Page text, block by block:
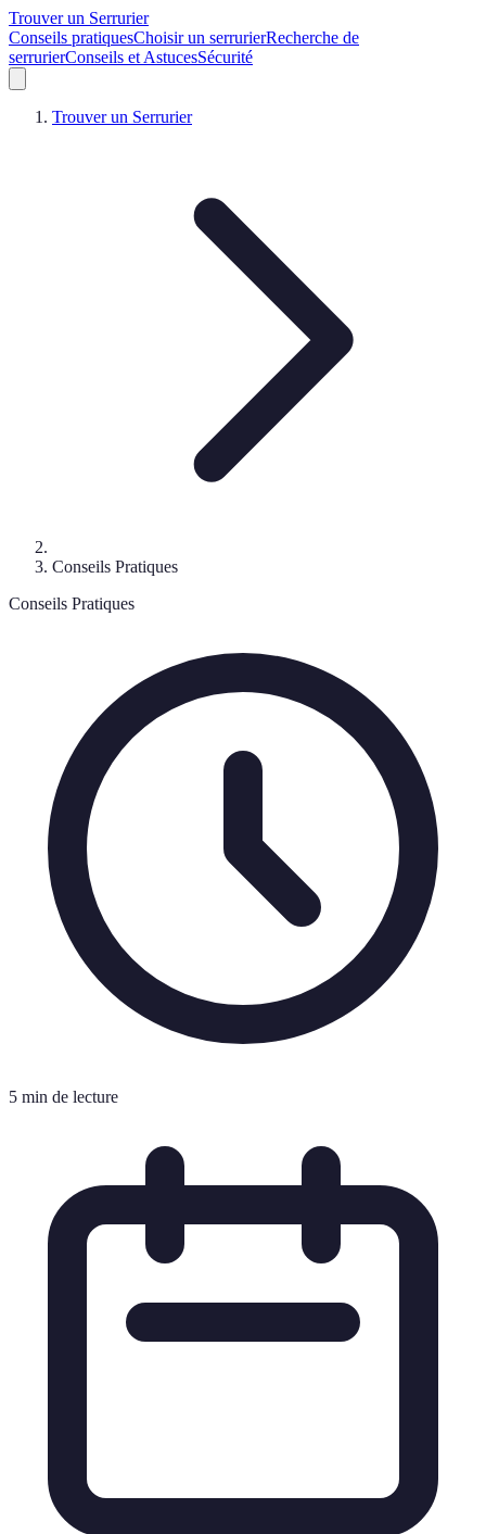
Trouver un Serrurier
Conseils pratiquesChoisir un serrurierRecherche de
serrurierConseils et AstucesSécurité
Trouver un Serrurier
Conseils Pratiques
Conseils Pratiques
5 min de lecture